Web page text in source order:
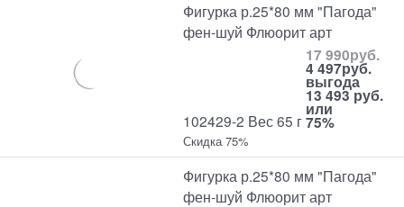
Фигурка р.25*80 мм "Пагода"
фен-шуй Флюорит арт
102429-2 Вес 65 г
17 990руб.
4 497руб.
выгода
13 493 руб.
или
75%
Скидка 75%
Фигурка р.25*80 мм "Пагода"
фен-шуй Флюорит арт